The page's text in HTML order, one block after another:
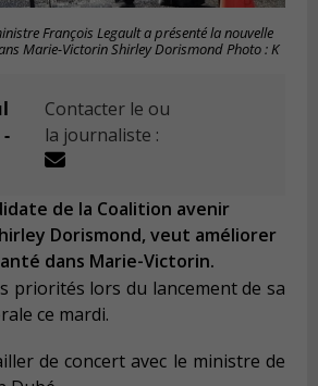
François Legault a présenté la nouvelle
Marie-Victorin Shirley Dorismond Photo : K
Contacter le ou
la journaliste :
de la Coalition avenir
Dorismond, veut améliorer
dans Marie-Victorin.
priorités lors du lancement de sa
ce mardi.
de concert avec le ministre de